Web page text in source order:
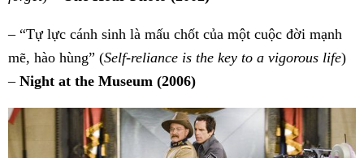
– “Tự lực cánh sinh là mấu chốt của một cuộc đời mạnh
mẽ, hào hùng” (Self-reliance is the key to a vigorous life)
– Night at the Museum (2006)